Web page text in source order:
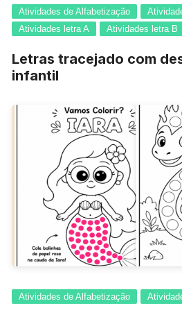
Atividades de Alfabetização
Atividades letra A
Atividades letra B
Letras tracejado com
infantil
Atividades de Alfabetização